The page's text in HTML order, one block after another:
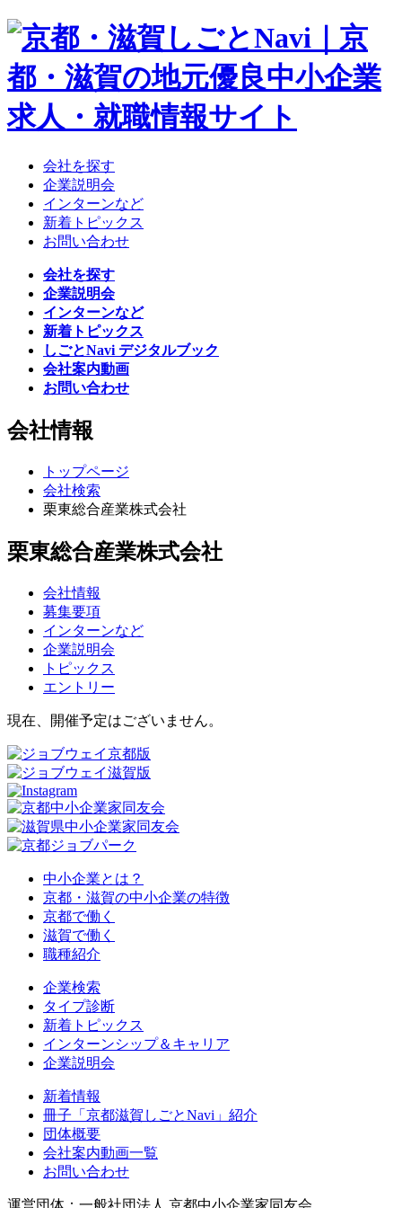
会社を探す
企業説明会
インターンなど
新着トピックス
お問い合わせ
会社を探す
企業説明会
インターンなど
新着トピックス
しごとNavi デジタルブック
会社案内動画
お問い合わせ
会社情報
トップページ
会社検索
栗東総合産業株式会社
栗東総合産業株式会社
会社情報
募集要項
インターンなど
企業説明会
トピックス
エントリー
現在、開催予定はございません。
中小企業とは？
京都・滋賀の中小企業の特徴
京都で働く
滋賀で働く
職種紹介
企業検索
タイプ診断
新着トピックス
インターンシップ＆キャリア
企業説明会
新着情報
冊子「京都滋賀しごとNavi」紹介
団体概要
会社案内動画一覧
お問い合わせ
運営団体：一般社団法人 京都中小企業家同友会